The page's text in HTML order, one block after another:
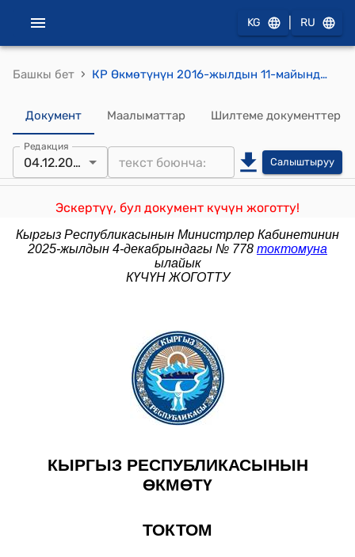
KG RU
Башкы бет › КР Өкмөтүнүн 2016-жылдын 11-майындагы № 241 "Кыргыз Республикасынын Өкмөтүнүн 2008-жылдын 26-августундагы № 471 «Командировкалык чыгымдардын нормаларын белгилөө жана алардын ордун толтуруунун тартиби жөнүндө» токтомуна өзгөртүүлөрдү жана толуктоо киргизүү тууралуу" токтому
Документ Маалыматтар Шилтеме документтер
Редакция
04.12.2025 Салыштыруу
Эскертүү, бул документ күчүн жоготту!